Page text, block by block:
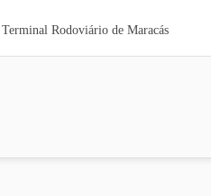
Terminal Rodoviário de Maracás